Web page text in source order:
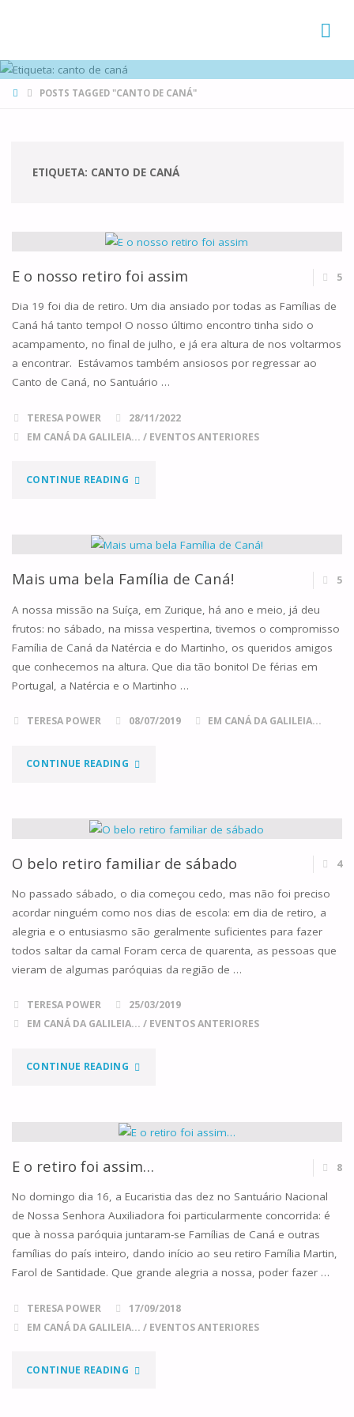
HOMEPOSTS TAGGED "CANTO DE CANÁ"
ETIQUETA: CANTO DE CANÁ
E o nosso retiro foi assim 5
Dia 19 foi dia de retiro. Um dia ansiado por todas as Famílias de
Caná há tanto tempo! O nosso último encontro tinha sido o
acampamento, no final de julho, e já era altura de nos voltarmos
a encontrar. Estávamos também ansiosos por regressar ao
Canto de Caná, no Santuário …
TERESA POWER
28/11/2022
EM CANÁ DA GALILEIA... / EVENTOS ANTERIORES
CONTINUE READING"E
NOSSO
RETIRO
FOI
ASSIM"
Mais uma bela Família de Caná! 5
A nossa missão na Suíça, em Zurique, há ano e meio, já deu
frutos: no sábado, na missa vespertina, tivemos o compromisso
Família de Caná da Natércia e do Martinho, os queridos amigos
que conhecemos na altura. Que dia tão bonito! De férias em
Portugal, a Natércia e o Martinho …
TERESA POWER 08/07/2019 EM CANÁ DA GALILEIA...
CONTINUE READING"MAIS
BELA
FAMÍLIA
DE
CANÁ!"
O belo retiro familiar de sábado 4
No passado sábado, o dia começou cedo, mas não foi preciso
acordar ninguém como nos dias de escola: em dia de retiro, a
alegria e o entusiasmo são geralmente suficientes para fazer
todos saltar da cama! Foram cerca de quarenta, as pessoas que
vieram de algumas paróquias da região de …
TERESA POWER
25/03/2019
EM CANÁ DA GALILEIA... / EVENTOS ANTERIORES
CONTINUE READING"O
RETIRO
FAMILIAR
DE
SÁBADO"
E o retiro foi assim… 8
No domingo dia 16, a Eucaristia das dez no Santuário Nacional
de Nossa Senhora Auxiliadora foi particularmente concorrida: é
que à nossa paróquia juntaram-se Famílias de Caná e outras
famílias do país inteiro, dando início ao seu retiro Família Martin,
Farol de Santidade. Que grande alegria a nossa, poder fazer …
TERESA POWER
17/09/2018
EM CANÁ DA GALILEIA... / EVENTOS ANTERIORES
CONTINUE READING"E